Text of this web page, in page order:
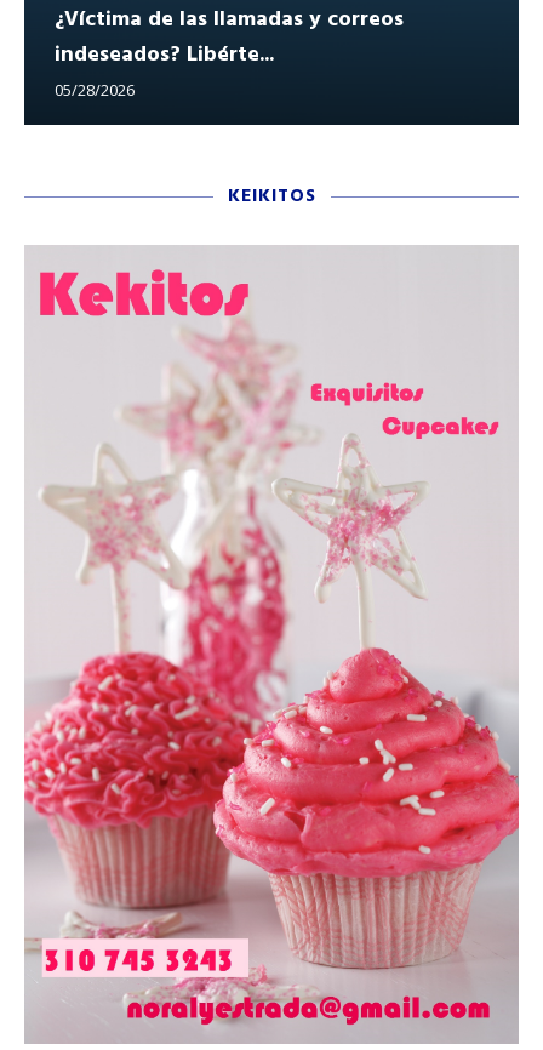
¿Víctima de las llamadas y correos
indeseados? Libérte...
05/28/2026
KEIKITOS